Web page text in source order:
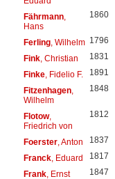
Fährmann,
Hans
1860
Ferling, Wilhelm 1796
Fink, Christian 1831
Finke, Fidelio F. 1891
Fitzenhagen,
Wilhelm
1848
Flotow,
Friedrich von
1812
Foerster, Anton 1837
Franck, Eduard 1817
Frank, Ernst 1847